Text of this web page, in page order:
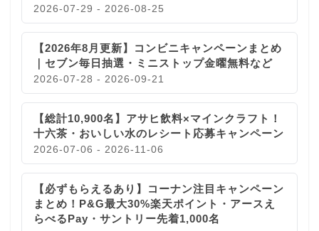
2026-07-29 - 2026-08-25
【2026年8月更新】コンビニキャンペーンまとめ
｜セブン毎日抽選・ミニストップ金曜無料など
2026-07-28 - 2026-09-21
【総計10,900名】アサヒ飲料×マインクラフト！
十六茶・おいしい水のレシート応募キャンペーン
2026-07-06 - 2026-11-06
【必ずもらえるあり】コーナン注目キャンペーン
まとめ！P&G最大30%楽天ポイント・アースえ
らべるPay・サントリー先着1,000名